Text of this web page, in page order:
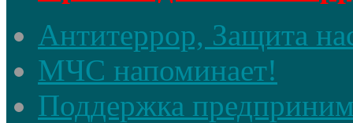
Антитеррор, Защита
МЧС напоминает!
Поддержка